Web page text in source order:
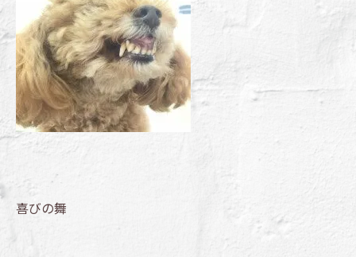
喜びの舞